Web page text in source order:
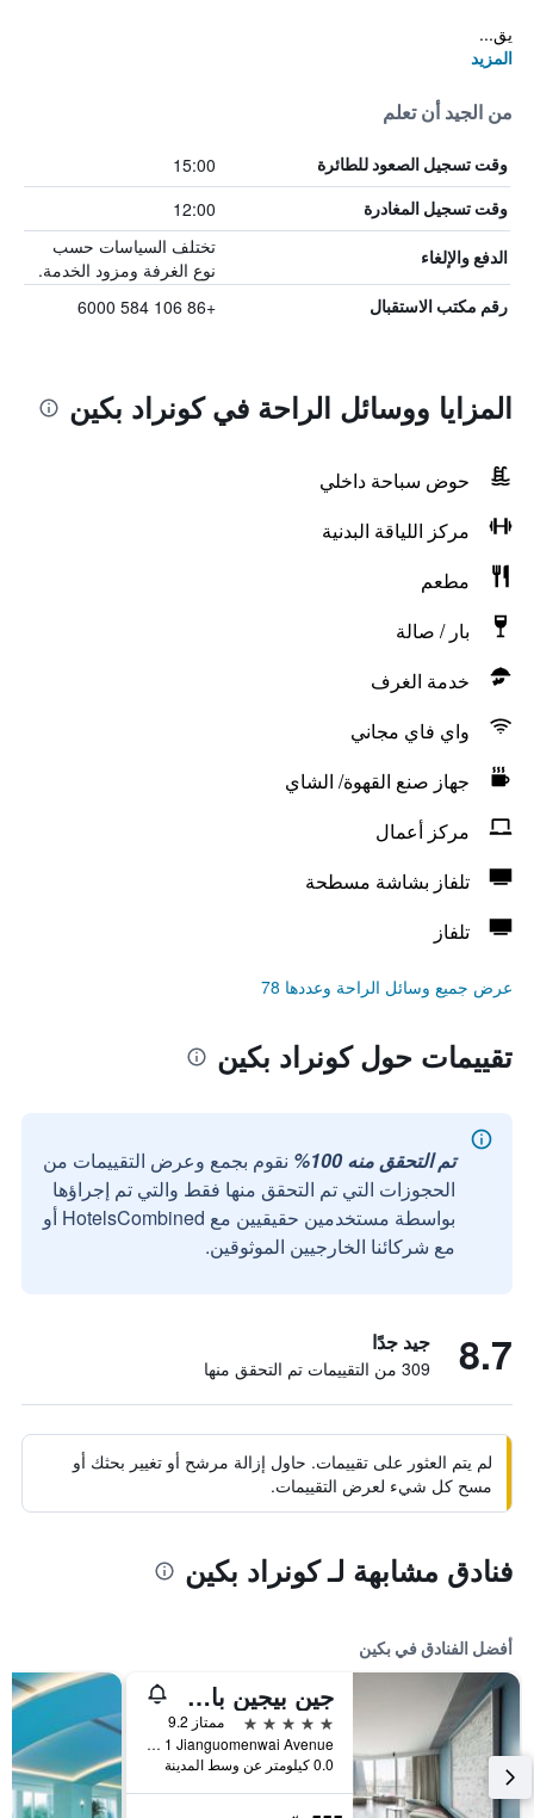
يق...
المزيد
من الجيد أن تعلم
وقت تسجيل الصعود للطائرة 15:00
وقت تسجيل المغادرة 12:00
الدفع والإلغاء
تختلف السياسات حسب
نوع الغرفة ومزود الخدمة.
رقم مكتب الاستقبال +86 106 584 6000
المزايا ووسائل الراحة في كونراد بكين
حوض سباحة داخلي
مركز اللياقة البدنية
مطعم
بار / صالة
خدمة الغرف
واي فاي مجاني
جهاز صنع القهوة/ الشاي
مركز أعمال
تلفاز بشاشة مسطحة
تلفاز
عرض جميع وسائل الراحة وعددها 78
تقييمات حول كونراد بكين
تم التحقق منه 100%
نقوم بجمع وعرض التقييمات من
الحجوزات التي تم التحقق منها فقط والتي تم إجراؤها
بواسطة مستخدمين حقيقيين مع HotelsCombined أو
مع شركائنا الخارجيين الموثوقين.
8.7 جيد جدًا
309 من التقييمات تم التحقق منها
لم يتم العثور على تقييمات. حاول إزالة مرشح أو تغيير بحثك أو
مسح كل شيء لعرض التقييمات.
فنادق مشابهة لـ كونراد بكين
أفضل الفنادق في بكين
جين بيجين باي شانغريلا
5 نجوم
ممتاز 9.2
No 1 Jianguomenwai Avenue, بكين, الصين
0.0 كيلومتر عن وسط المدينة